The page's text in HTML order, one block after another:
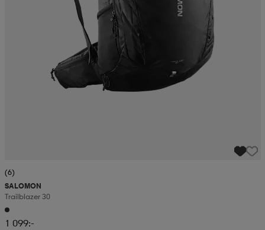
(6)
SALOMON
Trailblazer 30
1 099:-